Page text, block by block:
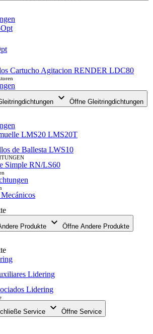
Öffne Gleitringdichtungen
Produkte Öffne Andere Produkte
Service Öffne Service